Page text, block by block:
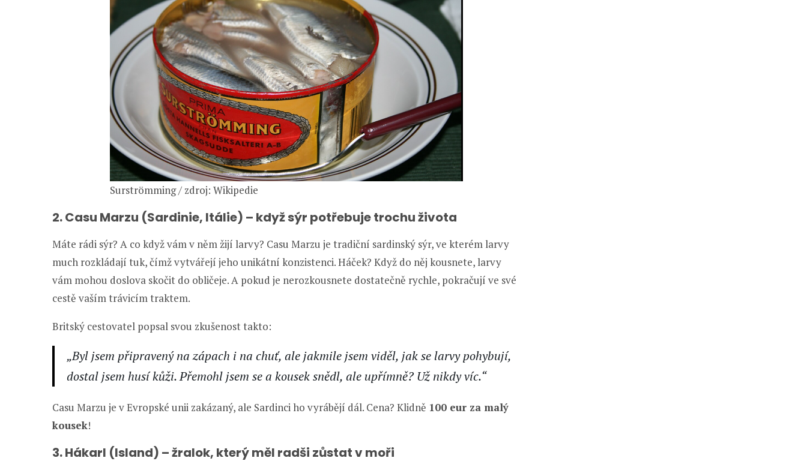
Surströmming / zdroj: Wikipedie
2. Casu Marzu (Sardinie, Itálie) – když sýr potřebuje trochu života
Máte rádi sýr? A co když vám v něm žijí larvy? Casu Marzu je tradiční sardinský sýr, ve kterém larvy
much rozkládají tuk, čímž vytvářejí jeho unikátní konzistenci. Háček? Když do něj kousnete, larvy
vám mohou doslova skočit do obličeje. A pokud je nerozkousnete dostatečně rychle, pokračují ve své
cestě vaším trávicím traktem.
Britský cestovatel popsal svou zkušenost takto:
„Byl jsem připravený na zápach i na chuť, ale jakmile jsem viděl, jak se larvy pohybují,
dostal jsem husí kůži. Přemohl jsem se a kousek snědl, ale upřímně? Už nikdy víc.“
Casu Marzu je v Evropské unii zakázaný, ale Sardinci ho vyrábějí dál. Cena? Klidně 100 eur za malý
kousek!
3. Hákarl (Island) – žralok, který měl radši zůstat v moři